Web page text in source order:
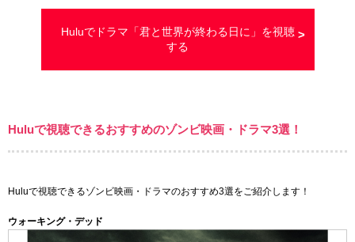
Huluでドラマ「君と世界が終わる日に」を視聴
する
Huluで視聴できるおすすめのゾンビ映画・ドラマ3選！
Huluで視聴できるゾンビ映画・ドラマのおすすめ3選をご紹介します！
ウォーキング・デッド